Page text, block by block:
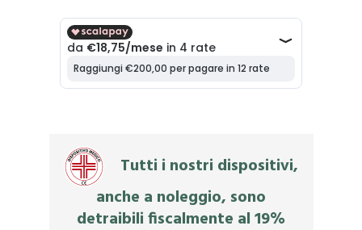
quantity
Tutti i nostri dispositivi,
anche a noleggio, sono
detraibili fiscalmente al 19%